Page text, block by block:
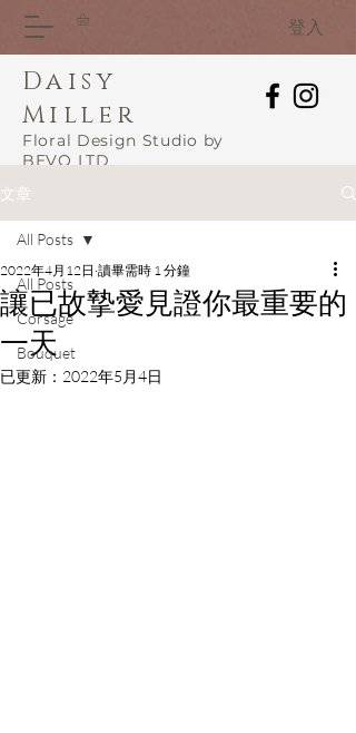
登入
Daisy
Miller
Floral Design Studio by
BEVO LTD
文章
All Posts
Corsage
Bouquet
All Posts
讓已故摯愛見證你最重要的
一天
2022年4月12日 讀畢需時 1 分鐘
已更新： 2022年5月4日